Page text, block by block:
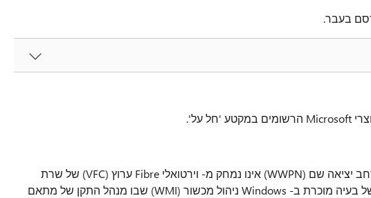
בעבר.
בעיה זו מתרחשת מאחר הישן העולם רחב יציאה שם (WWPN) אינו נמחק מ- וירטואלי Fibre ערוץ (VFC) של שרת
מארח המקור Hyper-V. הדבר נגרם בשל בעיה מוכרת ב- Windows ניהול מכשור (WMI) שבו מנהל התקן של מתאם